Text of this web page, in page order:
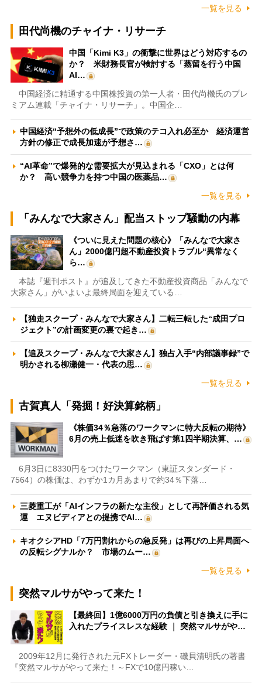
一覧を見る
田代尚機のチャイナ・リサーチ
中国「Kimi K3」の衝撃に世界はどう対応するの
か？ 米財務長官が検討する「蒸留を行う中国
AI…
中国経済に精通する中国株投資の第一人者・田代尚機氏のプレ
ミアム連載「チャイナ・リサーチ」。中国企…
中国経済“予想外の低成長”で政策のテコ入れ必至か 経済運営
方針の修正で成長加速が予想さ…
“AI革命”で爆発的な需要拡大が見込まれる「CXO」とは何
か？ 高い競争力を持つ中国の医薬品…
一覧を見る
「みんなで大家さん」配当ストップ騒動の内幕
《ついに見えた問題の核心》「みんなで大家さ
ん」2000億円超不動産投資トラブル“異常なく
ら…
本誌『週刊ポスト』が追及してきた不動産投資商品「みんなで
大家さん」がいよいよ最終局面を迎えている…
【独走スクープ・みんなで大家さん】二転三転した“成田プロ
ジェクト”の計画変更の裏で起き…
【追及スクープ・みんなで大家さん】独占入手“内部議事録”で
明かされる柳瀬健一・代表の思…
一覧を見る
古賀真人「発掘！好決算銘柄」
《株価34％急落のワークマンに特大反転の期待》
6月の売上低迷を吹き飛ばす第1四半期決算、…
6月3日に8330円をつけたワークマン（東証スタンダード・
7564）の株価は、わずか1カ月あまりで約34％下落…
三菱重工が「AIインフラの新たな主役」として再評価される気
運 エヌビディアとの提携でAI…
キオクシアHD「7万円割れからの急反発」は再びの上昇局面へ
の反転シグナルか？ 市場のムー…
一覧を見る
突然マルサがやって来た！
【最終回】1億6000万円の負債と引き換えに手に
入れたプライスレスな経験 ｜ 突然マルサがや…
2009年12月に発行された元FXトレーダー・磯貝清明氏の著書
『突然マルサがやって来た！～FXで10億円稼い…